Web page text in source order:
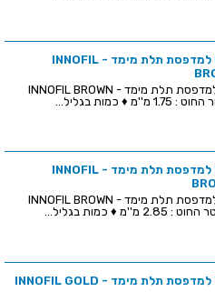
גליל חוט PLA למדפסת תלת מימד - INNOFIL
גליל חוט PLA למדפסת תלת מימד - INNOFIL BROWN
גליל חוט PLA למדפסת תלת מימד - INNOFIL
גליל חוט PLA למדפסת תלת מימד - INNOFIL BROWN
גליל חוט PLA למדפסת תלת מימד - INNOFIL GOLD